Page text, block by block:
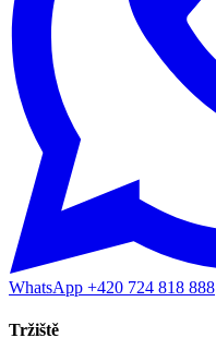
WhatsApp +420 724 818 888
Tržiště